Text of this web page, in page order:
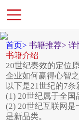
首页> 书籍推荐> 详
书籍介绍
20世纪奏效的定位
企业如何赢得心智
以下是21世纪的7条
(1) 20世纪属于全国
(2) 20世纪互联网是
是新品类。